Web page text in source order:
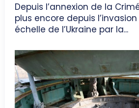
Depuis l’annexion de la
plus encore depuis
échelle de l’Ukraine par la...